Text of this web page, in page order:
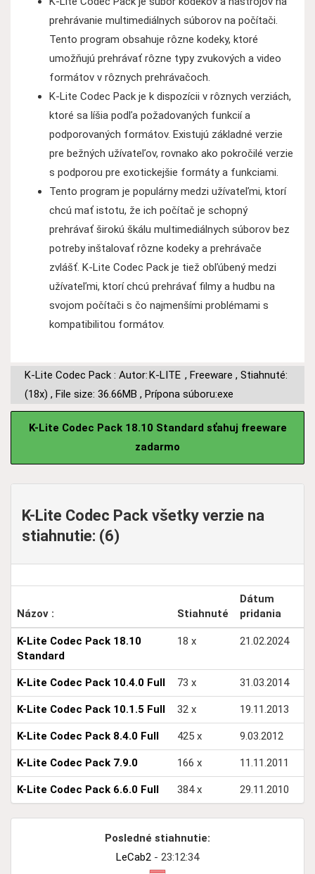
prehrávanie multimediálnych súborov na počítači.
Tento program obsahuje rôzne kodeky, ktoré
umožňujú prehrávať rôzne typy zvukových a video
formátov v rôznych prehrávačoch.
K-Lite Codec Pack je k dispozícii v rôznych verziách,
ktoré sa líšia podľa požadovaných funkcií a
podporovaných formátov. Existujú základné verzie
pre bežných užívateľov, rovnako ako pokročilé verzie
s podporou pre exotickejšie formáty a funkciami.
Tento program je populárny medzi užívateľmi, ktorí
chcú mať istotu, že ich počítač je schopný
prehrávať širokú škálu multimediálnych súborov bez
potreby inštalovať rôzne kodeky a prehrávače
zvlášť. K-Lite Codec Pack je tiež obľúbený medzi
užívateľmi, ktorí chcú prehrávať filmy a hudbu na
svojom počítači s čo najmenšími problémami s
kompatibilitou formátov.
K-Lite Codec Pack : Autor:K-LITE , Freeware , Stiahnuté:
(18x) , File size: 36.66MB , Prípona súboru:exe
K-Lite Codec Pack 18.10 Standard sťahuj freeware
zadarmo
K-Lite Codec Pack všetky verzie na
stiahnutie: (6)
Názov : Stiahnuté
Dátum
pridania
K-Lite Codec Pack 18.10
Standard
18 x 21.02.2024
K-Lite Codec Pack 10.4.0 Full 73 x 31.03.2014
K-Lite Codec Pack 10.1.5 Full 32 x 19.11.2013
K-Lite Codec Pack 8.4.0 Full 425 x 9.03.2012
K-Lite Codec Pack 7.9.0 166 x 11.11.2011
K-Lite Codec Pack 6.6.0 Full 384 x 29.11.2010
Posledné stiahnutie:
LeCab2 - 23:12:34